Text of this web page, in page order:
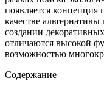
появляется концепция
качестве
создании
отличаются высокой
возможностью
Содержание